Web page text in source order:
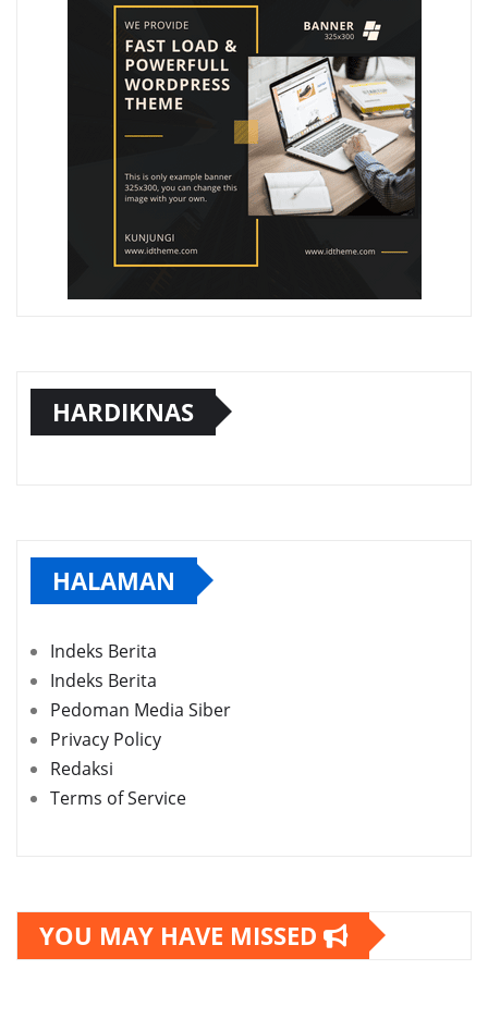
HARDIKNAS
HALAMAN
Indeks Berita
Indeks Berita
Pedoman Media Siber
Privacy Policy
Redaksi
Terms of Service
YOU MAY HAVE MISSED